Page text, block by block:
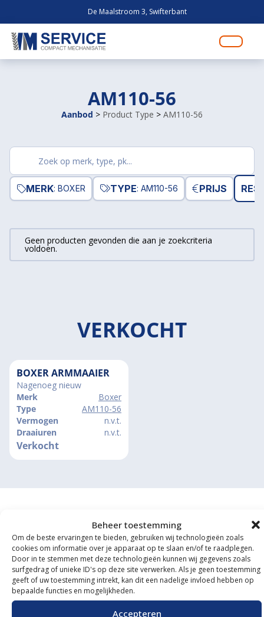
Beheer toestemming
Om de beste ervaringen te bieden, gebruiken wij technologieën zoals
cookies om informatie over je apparaat op te slaan en/of te raadplegen.
Door in te stemmen met deze technologieën kunnen wij gegevens zoals
surfgedrag of unieke ID's op deze site verwerken. Als je geen toestemming
geeft of uw toestemming intrekt, kan dit een nadelige invloed hebben op
bepaalde functies en mogelijkheden.
Accepteren
De Maalstroom 3, Swifterbant
AM110-56
Aanbod > Product Type > AM110-56
producten
MERK: BOXER TYPE: AM110-56 PRIJS
Geen producten gevonden die aan je zoekcriteria
voldoen.
VERKOCHT
BOXER ARMMAAIER
Nagenoeg nieuw
Merk
Boxer
Type
AM110-56
Vermogen
n.v.t.
Draaiuren
n.v.t.
Verkocht
Onze showroom
bezoeken?
De koffie staat klaar!